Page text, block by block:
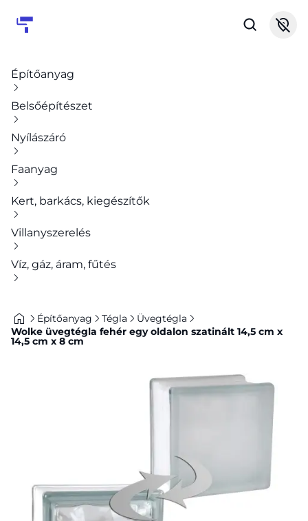
Építőanyag
Belsőépítészet
Nyílászáró
Faanyag
Kert, barkács, kiegészítők
Villanyszerelés
Víz, gáz, áram, fűtés
Építőanyag Tégla
Üvegtégla
Wolke üvegtégla fehér egy oldalon szatinált 14,5 cm x
14,5 cm x 8 cm